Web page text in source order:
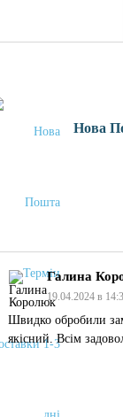
Нова
Галина
19.04.2024 в
Швидко обробили
якісний. Всім